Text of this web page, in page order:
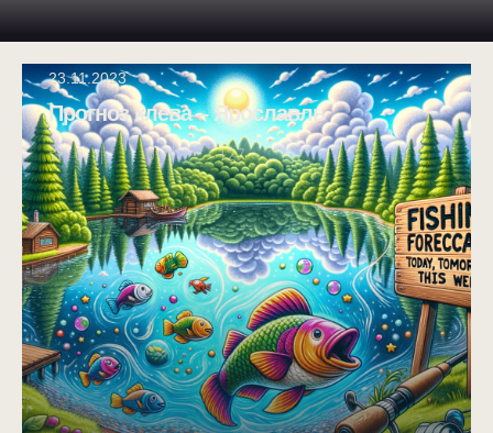
23.11.2023
Прогноз клева – Ярославль
0 0 127